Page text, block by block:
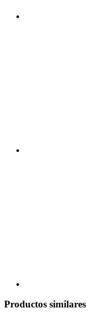
Productos similares